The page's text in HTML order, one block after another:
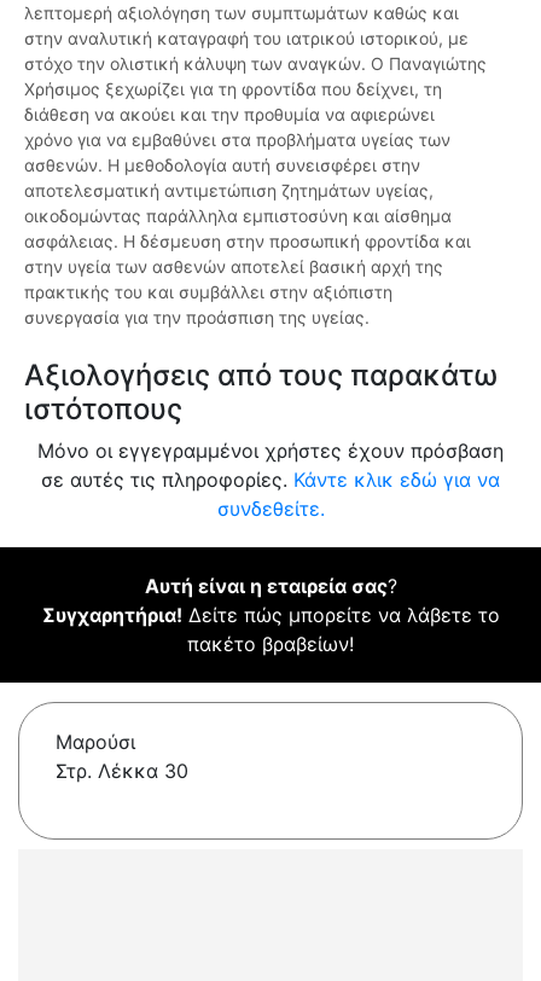
λεπτομερή αξιολόγηση των συμπτωμάτων καθώς και
στην αναλυτική καταγραφή του ιατρικού ιστορικού, με
στόχο την ολιστική κάλυψη των αναγκών. Ο Παναγιώτης
Χρήσιμος ξεχωρίζει για τη φροντίδα που δείχνει, τη
διάθεση να ακούει και την προθυμία να αφιερώνει
χρόνο για να εμβαθύνει στα προβλήματα υγείας των
ασθενών. Η μεθοδολογία αυτή συνεισφέρει στην
αποτελεσματική αντιμετώπιση ζητημάτων υγείας,
οικοδομώντας παράλληλα εμπιστοσύνη και αίσθημα
ασφάλειας. Η δέσμευση στην προσωπική φροντίδα και
στην υγεία των ασθενών αποτελεί βασική αρχή της
πρακτικής του και συμβάλλει στην αξιόπιστη
συνεργασία για την προάσπιση της υγείας.
Αξιολογήσεις από τους παρακάτω
ιστότοπους
Μόνο οι εγγεγραμμένοι χρήστες έχουν πρόσβαση
σε αυτές τις πληροφορίες. Κάντε κλικ εδώ για να
συνδεθείτε.
Αυτή είναι η εταιρεία σας?
Συγχαρητήρια! Δείτε πώς μπορείτε να λάβετε το
πακέτο βραβείων!
Μαρούσι
Στρ. Λέκκα 30